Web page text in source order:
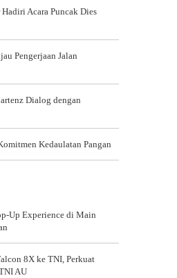
Acara Puncak Dies
Pengerjaan Jalan
Dialog dengan
Kedaulatan Pangan
Up Experience di Main
8X ke TNI, Perkuat
AU